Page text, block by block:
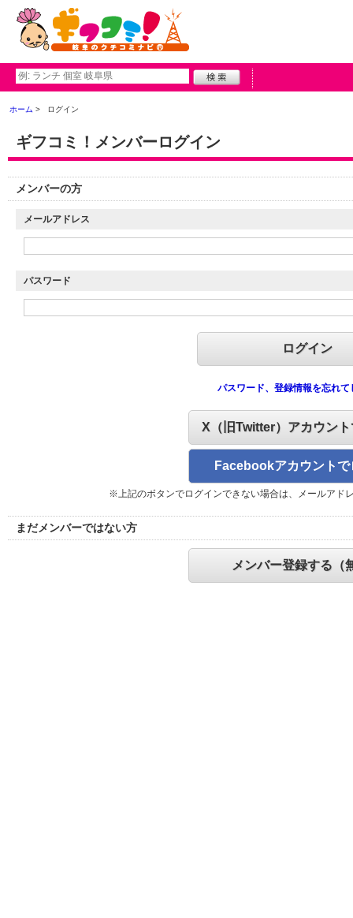
ホーム ログイン
ギフコミ！メンバーログイン
メンバーの方
メールアドレス
パスワード
パスワード、登録情報を忘れて
X（旧Twitter）アカウン
Facebookアカウントで
※上記のボタンでログインできない場合は、メールアド
まだメンバーではない方
メンバー登録する（